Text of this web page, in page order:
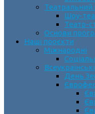
Театральний
Шоу-
Театр-
Основи
Наші проєкти
Міжнародні
Всеукраїнські
День